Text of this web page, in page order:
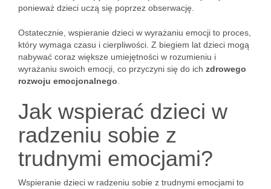
ponieważ dzieci uczą się poprzez obserwację.
Ostatecznie, wspieranie dzieci w wyrażaniu emocji to proces,
który wymaga czasu i cierpliwości. Z biegiem lat dzieci mogą
nabywać coraz większe umiejętności w rozumieniu i
wyrażaniu swoich emocji, co przyczyni się do ich zdrowego
rozwoju emocjonalnego
Jak wspierać dzieci w
radzeniu sobie z
trudnymi emocjami?
Wspieranie dzieci w radzeniu sobie z trudnymi emocjami to